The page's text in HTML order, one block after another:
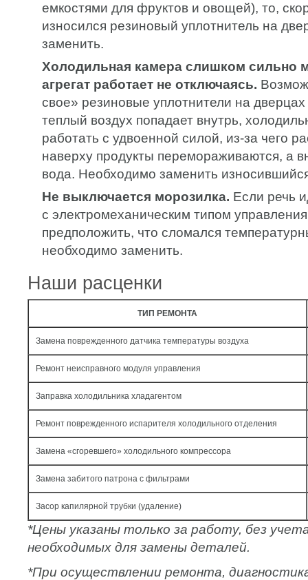
емкостями для фруктов и овощей), то,
износился резиновый уплотнитель на
заменить.
Холодильная камера слишком сильно
агрегат работает не отключаясь.
свое» резиновые уплотнители на дверцах
теплый воздух попадает внутрь,
работать с удвоенной силой, из-за чего
наверху продукты перемораживаются, а
вода. Необходимо заменить
Не выключается морозилка. Если речь
с электромеханическим типом
предположить, что сломался
необходимо заменить.
Наши расценки
ТИП РЕМОНТА
Замена поврежденного датчика температуры воздуха
Ремонт неисправного модуля управления
Заправка холодильника хладагентом
Ремонт поврежденного испарителя холодильного отделения
Замена «сгоревшего» холодильного компрессора
Замена забитого патрона с фильтрами
Засор капилярной трубки (удаление)
*Цены указаны только за работу, без
необходимых для замены деталей.
*При осуществлении ремонта,